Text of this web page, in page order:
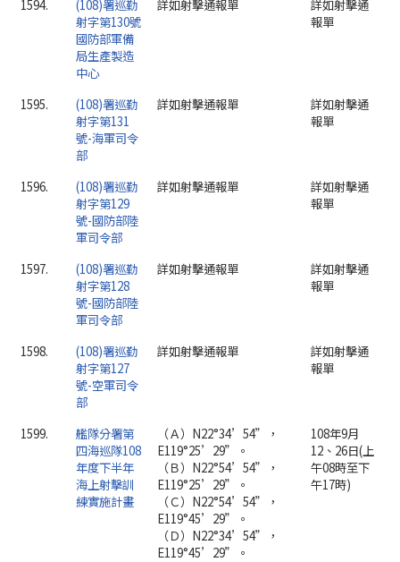
1594.
(108)署巡勤
射字第130號
國防部軍備
局生產製造
中心
詳如射擊通報單
詳如射擊通
報單
1595.
(108)署巡勤
射字第131
號-海軍司令
部
詳如射擊通報單
詳如射擊通
報單
1596.
(108)署巡勤
射字第129
號-國防部陸
軍司令部
詳如射擊通報單
詳如射擊通
報單
1597.
(108)署巡勤
射字第128
號-國防部陸
軍司令部
詳如射擊通報單
詳如射擊通
報單
1598.
(108)署巡勤
射字第127
號-空軍司令
部
詳如射擊通報單
詳如射擊通
報單
1599.
艦隊分署第
四海巡隊108
年度下半年
海上射擊訓
練實施計畫
（Ａ）N22°34’54”，
E119°25’29”。
（Ｂ）N22°54’54”，
E119°25’29”。
（Ｃ）N22°54’54”，
E119°45’29”。
（Ｄ）N22°34’54”，
E119°45’29”。
108年9月
12、26日(上
午08時至下
午17時)